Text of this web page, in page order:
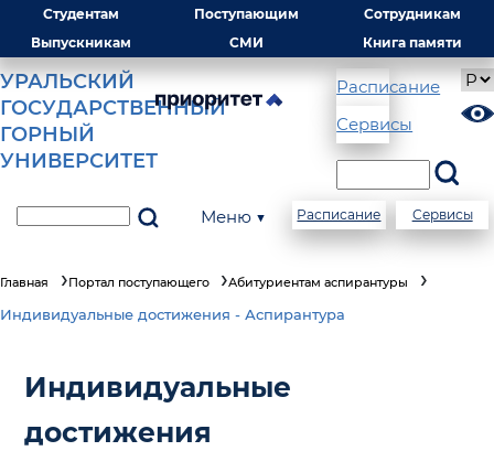
Студентам Поступающим
Сотрудникам
Выпускникам
СМИ Книга памяти
УРАЛЬСКИЙ
ГОСУДАРСТВЕННЫЙ
ГОРНЫЙ
УНИВЕРСИТЕТ
Расписание
Сервисы
Меню ▼ Расписание Сервисы
Главная Портал поступающего Абитуриентам аспирантуры
Индивидуальные достижения - Аспирантура
Индивидуальные
достижения